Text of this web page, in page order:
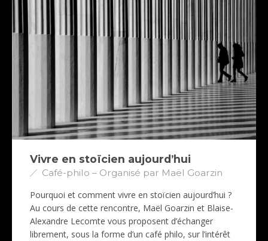
Vivre en stoïcien aujourd’hui
Café-philo – Organisé par Maël Goarzin
Pourquoi et comment vivre en stoïcien aujourd’hui ?
Au cours de cette rencontre, Maël Goarzin et Blaise-
Alexandre Lecomte vous proposent d’échanger
librement, sous la forme d’un café philo, sur l’intérêt